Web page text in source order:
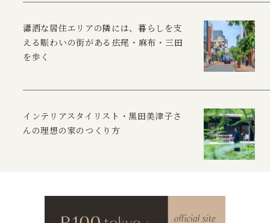
瀟洒な居住エリアの隣には、暮らしを支
える賑わいの街がある――広尾・麻布・三田
を歩く
インテリアスタイリスト・黒田美津子さ
んの理想の家のつくり方